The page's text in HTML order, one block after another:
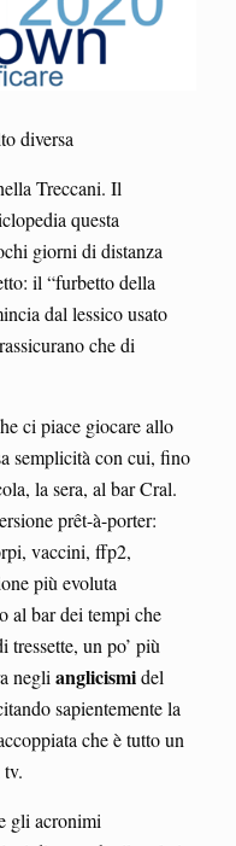
diversa
Treccani. Il
questa
giorni di distanza
il “furbetto della
dal lessico usato
che di
ci piace giocare allo
semplicità con cui, fino
la sera, al bar Cral.
prêt-à-porter:
vaccini, ffp2,
più evoluta
al bar dei tempi che
un po’ più
negli anglicismidel
sapientemente la
che è tutto un
gli acronimi